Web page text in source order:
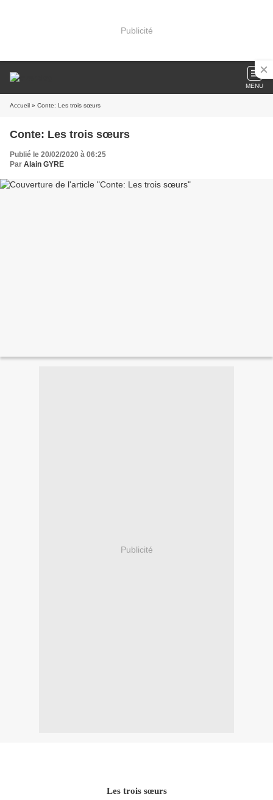
Publicité
MENU
Accueil » Conte: Les trois sœurs
Conte: Les trois sœurs
Publié le 20/02/2020 à 06:25
Par Alain GYRE
Publicité
Les trois sœurs